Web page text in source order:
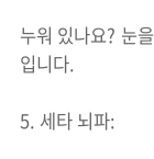
누워 있나요? 눈
입니다.
5. 세타 뇌파: